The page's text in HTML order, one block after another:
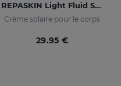
REPASKIN Light Fluid SPF50+
Crème solaire pour le corps
29.95 €